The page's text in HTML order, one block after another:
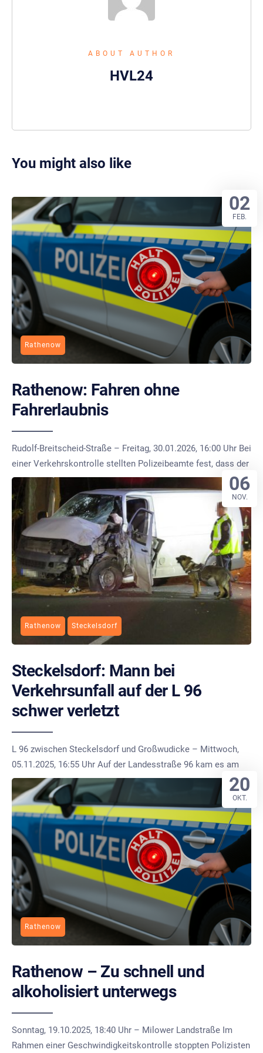
ABOUT AUTHOR
HVL24
You might also like
Rathenow
Rathenow: Fahren ohne
Fahrerlaubnis
Rudolf-Breitscheid-Straße – Freitag, 30.01.2026, 16:00 Uhr Bei
einer Verkehrskontrolle stellten Polizeibeamte fest, dass der
02
FEB.
Rathenow Steckelsdorf
Steckelsdorf: Mann bei
Verkehrsunfall auf der L 96
schwer verletzt
L 96 zwischen Steckelsdorf und Großwudicke – Mittwoch,
05.11.2025, 16:55 Uhr Auf der Landesstraße 96 kam es am
06
NOV.
Rathenow
Rathenow – Zu schnell und
alkoholisiert unterwegs
Sonntag, 19.10.2025, 18:40 Uhr – Milower Landstraße Im
Rahmen einer Geschwindigkeitskontrolle stoppten Polizisten
20
OKT.